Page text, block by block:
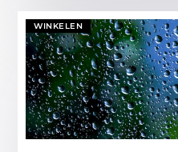
WINKELEN